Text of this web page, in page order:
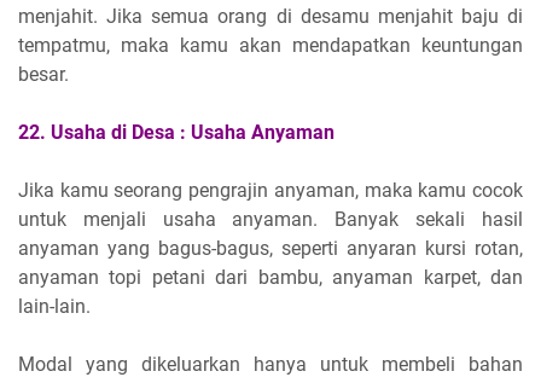
menjahit. Jika semua orang di desamu menjahit baju di
tempatmu, maka kamu akan mendapatkan keuntungan
besar.
22. Usaha di Desa : Usaha Anyaman
Jika kamu seorang pengrajin anyaman, maka kamu cocok
untuk menjali usaha anyaman. Banyak sekali hasil
anyaman yang bagus-bagus, seperti anyaran kursi rotan,
anyaman topi petani dari bambu, anyaman karpet, dan
lain-lain.
Modal yang dikeluarkan hanya untuk membeli bahan